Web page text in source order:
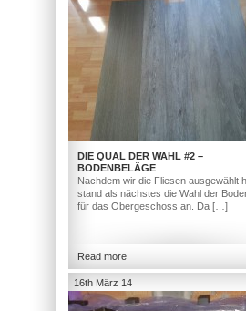
DIE QUAL DER WAHL #2 –
BODENBELÄGE
Nachdem wir die Fliesen ausgewählt
stand als nächstes die Wahl der
für das Obergeschoss an. Da […]
Read more
16th März 14